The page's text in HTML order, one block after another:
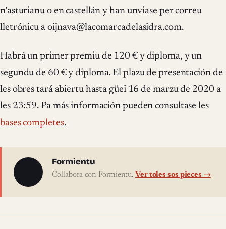
n’asturianu o en castellán y han unviase per correu
lletrónicu a oijnava@lacomarcadelasidra.com.
Habrá un primer premiu de 120 € y diploma, y un
segundu de 60 € y diploma. El plazu de presentación de
les obres tará abiertu hasta güei 16 de marzu de 2020 a
les 23:59. Pa más información pueden consultase les
bases completes.
Sobre l'autor
Formientu
Collabora con Formientu. Ver toles sos pieces →